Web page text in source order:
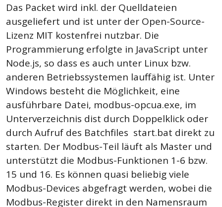
Das Packet wird inkl. der Quelldateien
ausgeliefert und ist unter der Open-Source-
Lizenz MIT kostenfrei nutzbar. Die
Programmierung erfolgte in JavaScript unter
Node.js, so dass es auch unter Linux bzw.
anderen Betriebssystemen lauffähig ist. Unter
Windows besteht die Möglichkeit, eine
ausführbare Datei, modbus-opcua.exe, im
Unterverzeichnis dist durch Doppelklick oder
durch Aufruf des Batchfiles start.bat direkt zu
starten. Der Modbus-Teil läuft als Master und
unterstützt die Modbus-Funktionen 1-6 bzw.
15 und 16. Es können quasi beliebig viele
Modbus-Devices abgefragt werden, wobei die
Modbus-Register direkt in den Namensraum